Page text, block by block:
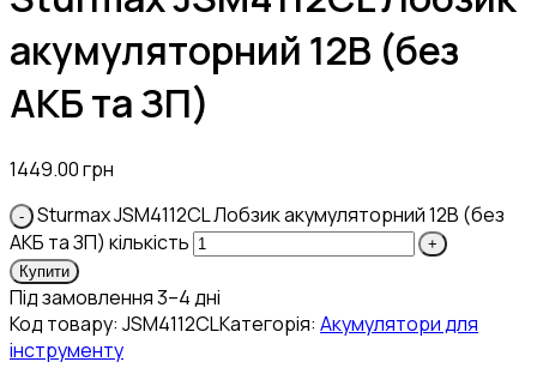
акумуляторний 12В (без
АКБ та ЗП)
1449.00грн
Sturmax JSM4112CL Лобзик акумуляторний 12В (без
АКБ та ЗП) кількість
Купити
Під замовлення 3–4 дні
Код товару: JSM4112CLКатегорія: Акумулятори для
інструменту